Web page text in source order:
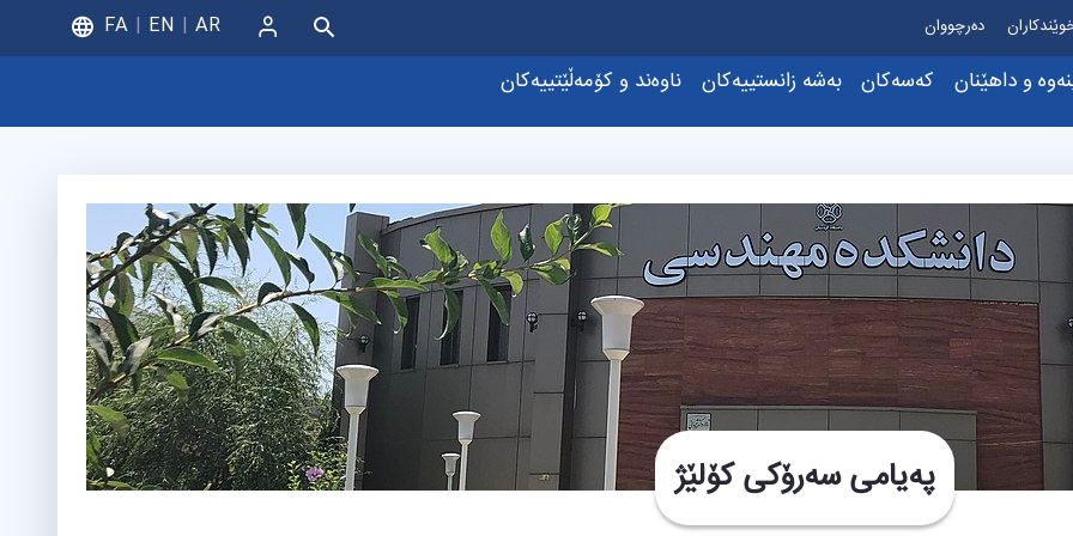
و داهێنان
تاقیگە توێژینەوەییەکان
پڕۆژە توێژینەوەییەکان
پەیوەندی لەگەڵ کەرتی پیشەسازی
هاوکارییە زانستی و نێودەوڵەتییەکان
کەسەکان بەشە زانستییەکان
ئەندازیاری کیمیایی
ەندازیاری پیشەسازی
ئەندازیاری شارستانی
ئەندازیاری کۆمپیوتەر
ئەندازیاری کانزا
ئەندازیاری میکانیک
ناوەند و کۆمەڵێتییەکان
ناوەندی تۆڕی بچووک و تۆڕە ژیرەکان
انجمن‌های علمی
دەرچووان
ورود
FA EN AR
پەیامی سەرۆکی کۆلێژ